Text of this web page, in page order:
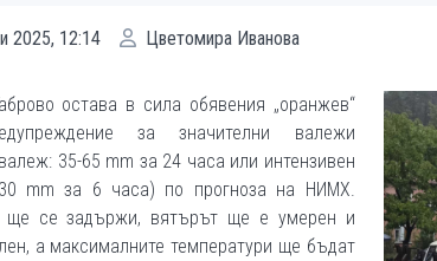
2025, 12:14 Цветомира Иванова
остава в сила обявения „оранжев“
за значителни валежи
35-65 mm за 24 часа или интензивен
mm за 6 часа) по прогноза на НИМХ.
ще се задържи, вятърът ще е умерен и
а максималните температури ще бъдат